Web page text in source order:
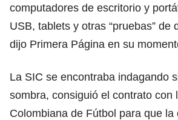
computadores de escritorio y
USB, tablets y otras “pruebas” de
dijo Primera Página en su
La SIC se encontraba indagando
sombra, consiguió el contrato con
Colombiana de Fútbol para que la